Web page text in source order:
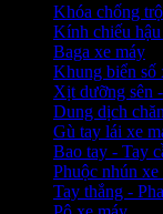
Khóa chống
Kính chiếu
Baga xe máy
Khung biển số
Xịt dưỡng sên
Dung dịch
Gù tay lái xe
Bao tay - Tay
Phuộc nhún xe
Tay thắng -